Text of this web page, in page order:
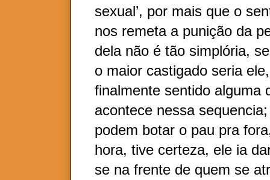
sexual’, por mais que o
nos remeta a punição da
dela não é tão simplória,
o maior castigado seria
finalmente sentido alguma
acontece nessa
podem botar o pau pra
hora, tive certeza, ele ia
se na frente de quem se